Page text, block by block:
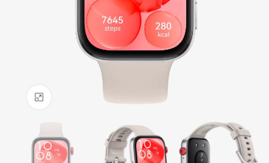
Click to enlarge